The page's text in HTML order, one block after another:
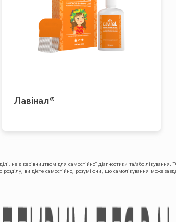
Лавінал®
не є керівництвом для самостійної діагностики та/або
розділу, ви дієте самостійно, розуміючи, що самолікування може